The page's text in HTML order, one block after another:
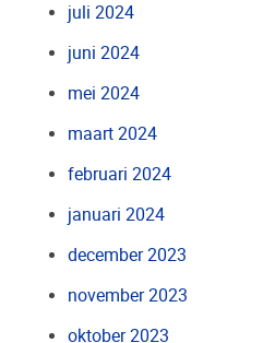
juli 2024
juni 2024
mei 2024
maart 2024
februari 2024
januari 2024
december 2023
november 2023
oktober 2023